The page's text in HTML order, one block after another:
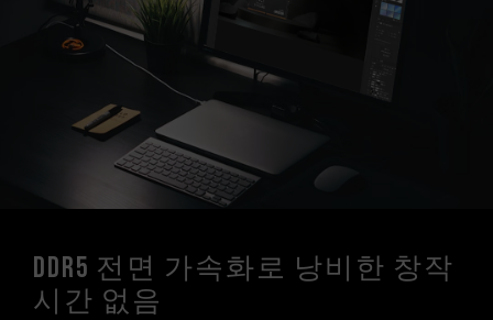
DDR5 전면 가속화로 낭비한 창작
시간 없음